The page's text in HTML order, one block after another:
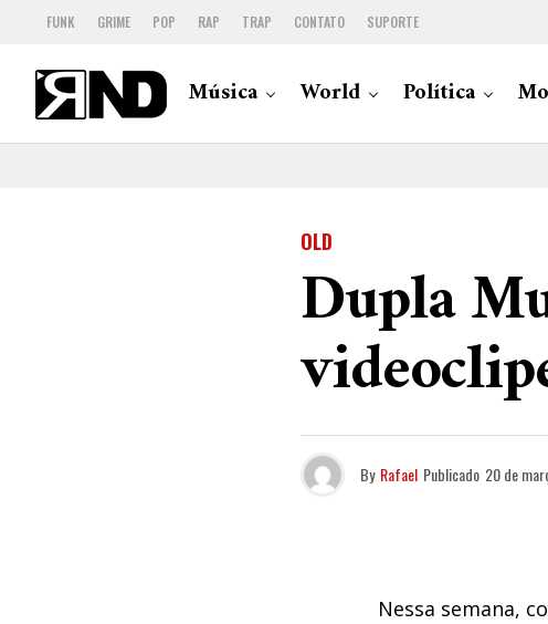
FUNK GRIME POP RAP TRAP CONTATO SUPORTE
Música World Política
OLD
Dupla
By Rafael Publicado 20 de
Nessa semana,